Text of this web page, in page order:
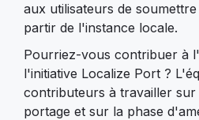
aux utilisateurs de
partir de l'instance locale.
Pourriez-vous contribuer à
l'initiative Localize Port ?
contributeurs à travailler sur
portage et sur la phase